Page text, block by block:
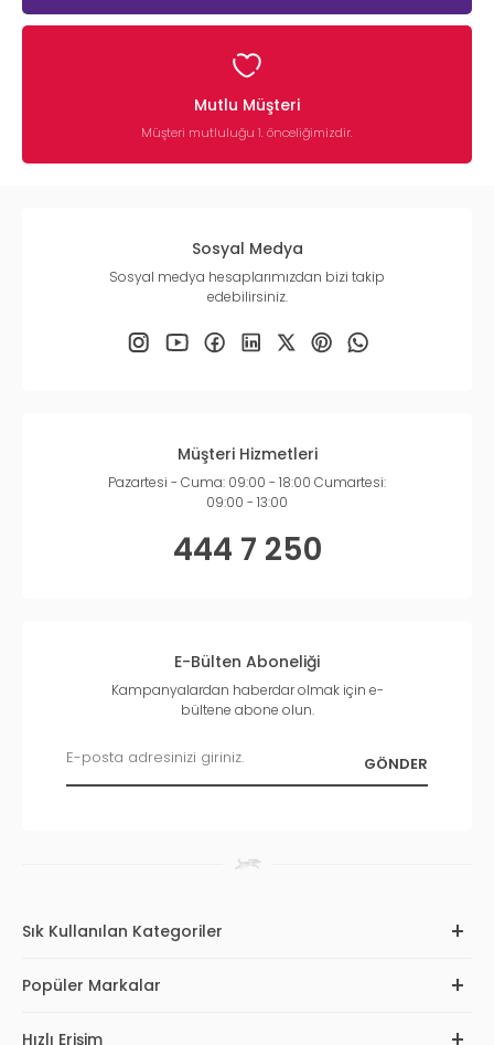
Mutlu Müşteri
Müşteri mutluluğu 1. önceliğimizdir.
Sosyal Medya
Sosyal medya hesaplarımızdan bizi takip
edebilirsiniz.
Müşteri Hizmetleri
Pazartesi - Cuma: 09:00 - 18:00 Cumartesi:
09:00 - 13:00
444 7 250
E-Bülten Aboneliği
Kampanyalardan haberdar olmak için e-
bültene abone olun.
Sık Kullanılan Kategoriler
Popüler Markalar
Hızlı Erişim